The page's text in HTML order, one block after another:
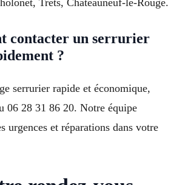
Trets, Châteauneuf-le-Rouge.
contacter un serrurier
?
serrurier rapide et économique,
06 28 31 86 20. Notre équipe
urgences et réparations dans votre